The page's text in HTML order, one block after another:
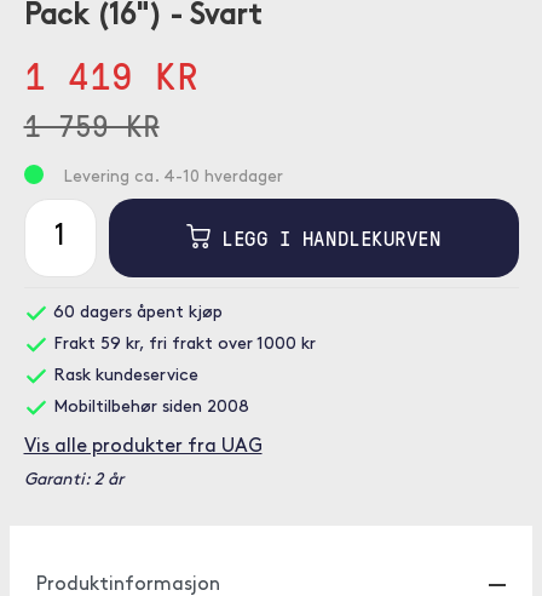
Pack (16") - Svart
1 419 KR
1 759 KR
Levering ca. 4-10 hverdager
LEGG I HANDLEKURVEN
60 dagers åpent kjøp
Frakt 59 kr, fri frakt over 1000 kr
Rask kundeservice
Mobiltilbehør siden 2008
Vis alle produkter fra UAG
Garanti: 2 år
Produktinformasjon